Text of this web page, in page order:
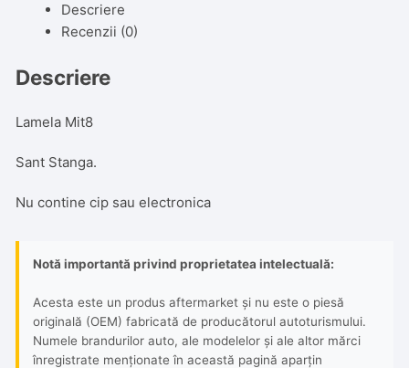
Descriere
Recenzii (0)
Descriere
Lamela Mit8
Sant Stanga.
Nu contine cip sau electronica
Notă importantă privind proprietatea intelectuală:
Acesta este un produs aftermarket și nu este o piesă
originală (OEM) fabricată de producătorul autoturismului.
Numele brandurilor auto, ale modelelor și ale altor mărci
înregistrate menționate în această pagină aparțin